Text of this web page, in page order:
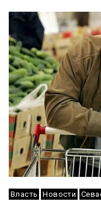
Власть Новости